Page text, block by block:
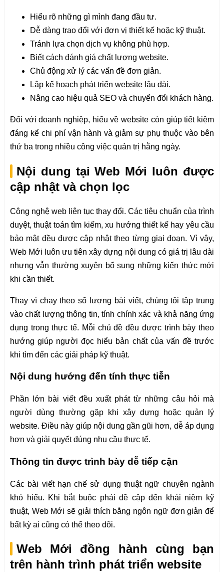
Hiểu rõ những gì mình đang đầu tư.
Dễ dàng trao đổi với đơn vị thiết kế hoặc kỹ thuật.
Tránh lựa chọn dịch vụ không phù hợp.
Biết cách đánh giá chất lượng website.
Chủ động xử lý các vấn đề đơn giản.
Lập kế hoạch phát triển website lâu dài.
Nâng cao hiệu quả SEO và chuyển đổi khách hàng.
Đối với doanh nghiệp, hiểu về website còn giúp tiết kiệm
đáng kể chi phí vận hành và giảm sự phụ thuộc vào bên
thứ ba trong nhiều công việc quản trị hằng ngày.
Nội dung tại Web Mới luôn được
cập nhật và chọn lọc
Công nghệ web liên tục thay đổi. Các tiêu chuẩn của trình
duyệt, thuật toán tìm kiếm, xu hướng thiết kế hay yêu cầu
bảo mật đều được cập nhật theo từng giai đoạn. Vì vậy,
Web Mới luôn ưu tiên xây dựng nội dung có giá trị lâu dài
nhưng vẫn thường xuyên bổ sung những kiến thức mới
khi cần thiết.
Thay vì chạy theo số lượng bài viết, chúng tôi tập trung
vào chất lượng thông tin, tính chính xác và khả năng ứng
dụng trong thực tế. Mỗi chủ đề đều được trình bày theo
hướng giúp người đọc hiểu bản chất của vấn đề trước
khi tìm đến các giải pháp kỹ thuật.
Nội dung hướng đến tính thực tiễn
Phần lớn bài viết đều xuất phát từ những câu hỏi mà
người dùng thường gặp khi xây dựng hoặc quản lý
website. Điều này giúp nội dung gần gũi hơn, dễ áp dụng
hơn và giải quyết đúng nhu cầu thực tế.
Thông tin được trình bày dễ tiếp cận
Các bài viết hạn chế sử dụng thuật ngữ chuyên ngành
khó hiểu. Khi bắt buộc phải đề cập đến khái niệm kỹ
thuật, Web Mới sẽ giải thích bằng ngôn ngữ đơn giản để
bất kỳ ai cũng có thể theo dõi.
Web Mới đồng hành cùng bạn
trên hành trình phát triển website